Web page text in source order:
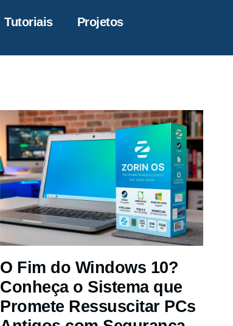
Tutoriais Projetos
O Fim do Windows 10?
Conheça o Sistema que
Promete Ressuscitar PCs